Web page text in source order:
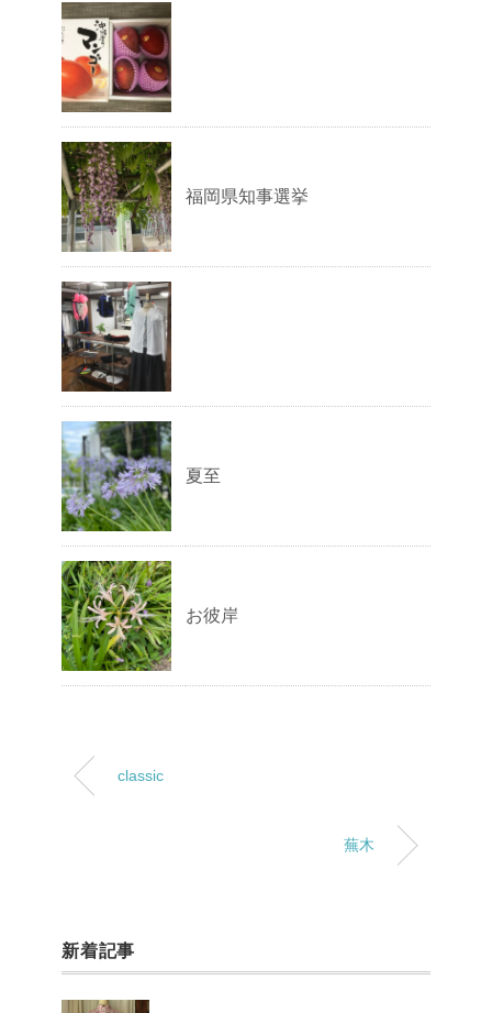
福岡県知事選挙
夏至
お彼岸
classic
蕪木
新着記事